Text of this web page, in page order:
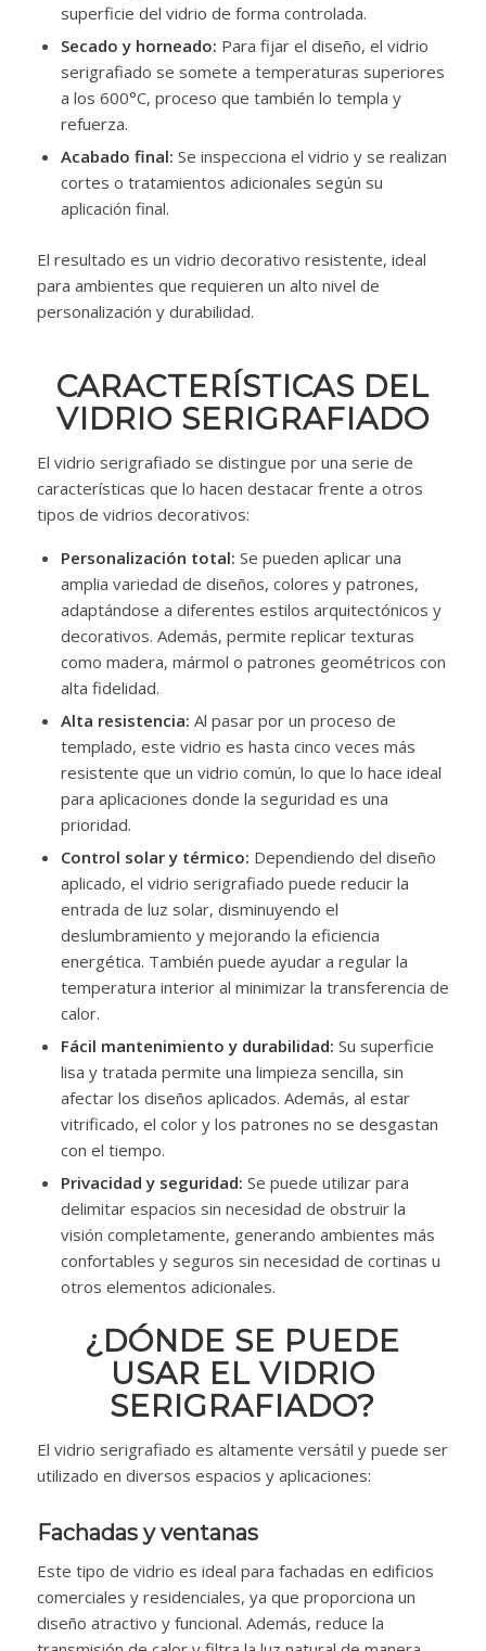
superficie del vidrio de forma controlada.
Secado y horneado: Para fijar el diseño, el vidrio
serigrafiado se somete a temperaturas superiores
a los 600°C, proceso que también lo templa y
refuerza.
Acabado final: Se inspecciona el vidrio y se realizan
cortes o tratamientos adicionales según su
aplicación final.
El resultado es un vidrio decorativo resistente, ideal
para ambientes que requieren un alto nivel de
personalización y durabilidad.
CARACTERÍSTICAS DEL
VIDRIO SERIGRAFIADO
El vidrio serigrafiado se distingue por una serie de
características que lo hacen destacar frente a otros
tipos de vidrios decorativos:
Personalización total: Se pueden aplicar una
amplia variedad de diseños, colores y patrones,
adaptándose a diferentes estilos arquitectónicos y
decorativos. Además, permite replicar texturas
como madera, mármol o patrones geométricos con
alta fidelidad.
Alta resistencia: Al pasar por un proceso de
templado, este vidrio es hasta cinco veces más
resistente que un vidrio común, lo que lo hace ideal
para aplicaciones donde la seguridad es una
prioridad.
Control solar y térmico: Dependiendo del diseño
aplicado, el vidrio serigrafiado puede reducir la
entrada de luz solar, disminuyendo el
deslumbramiento y mejorando la eficiencia
energética. También puede ayudar a regular la
temperatura interior al minimizar la transferencia de
calor.
Fácil mantenimiento y durabilidad: Su superficie
lisa y tratada permite una limpieza sencilla, sin
afectar los diseños aplicados. Además, al estar
vitrificado, el color y los patrones no se desgastan
con el tiempo.
Privacidad y seguridad: Se puede utilizar para
delimitar espacios sin necesidad de obstruir la
visión completamente, generando ambientes más
confortables y seguros sin necesidad de cortinas u
otros elementos adicionales.
¿DÓNDE SE PUEDE
USAR EL VIDRIO
SERIGRAFIADO?
El vidrio serigrafiado es altamente versátil y puede ser
utilizado en diversos espacios y aplicaciones:
Fachadas y ventanas
Este tipo de vidrio es ideal para fachadas en edificios
comerciales y residenciales, ya que proporciona un
diseño atractivo y funcional. Además, reduce la